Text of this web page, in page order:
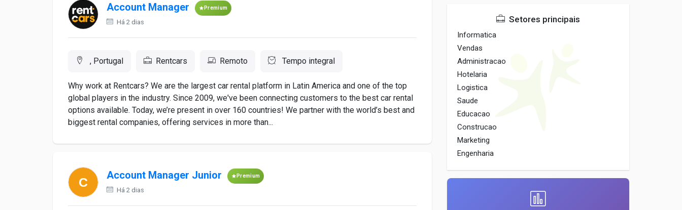
Account Manager Premium
Há 2 dias
, Portugal Rentcars Remoto Tempo integral
Why work at Rentcars? We are the largest car rental platform in Latin America and one of the top
global players in the industry. Since 2009, we've been connecting customers to the best car rental
options available. Today, we’re present in over 160 countries! We partner with the world’s best and
biggest rental companies, offering services in more than...
Account Manager Junior Premium
Há 2 dias
Setores principais
Informatica
Vendas
Administracao
Hotelaria
Logistica
Saude
Educacao
Construcao
Marketing
Engenharia